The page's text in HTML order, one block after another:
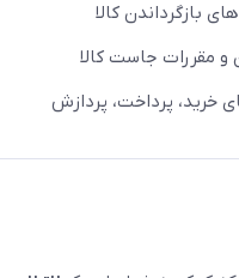
بازگرداندن کالا
و مقررات جاست کالا
خرید، پرداخت، پردازش